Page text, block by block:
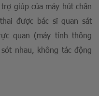
giúp của máy hút chân
được bác sĩ quan sát
quan (máy tính thông
nhau, không tác động